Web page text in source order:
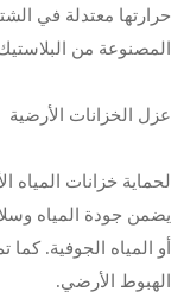
حرارتها معتدلة في
المصنوعة من
عزل الخزانات الأرضية
لحماية خزانات المياه
يضمن جودة المياه
أو المياه الجوفية.
الهبوط الأرضي.